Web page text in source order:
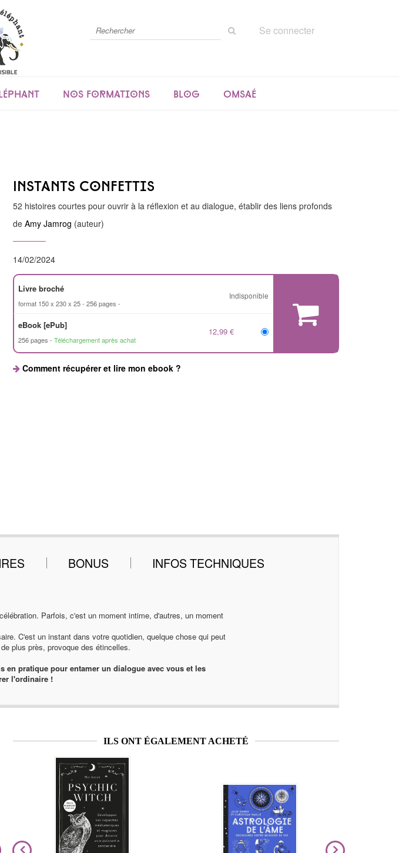
Se connecter
Nos formations Blog Omsaé
Instants Confettis
52 histoires courtes pour ouvrir à la réflexion et au dialogue, établir des liens profonds
de Amy Jamrog (auteur)
14/02/2024
Livre broché
format 150 x 230 x 25 256 pages
Indisponible
eBook [ePub]
256 pages Téléchargement après achat
12,99 €
Comment récupérer et lire mon ebook ?
BONUS INFOS TECHNIQUES
Parfois, c'est un moment intime, d'autres, un moment
C'est un instant dans votre quotidien, quelque chose qui peut
plus près, provoque des étincelles.
en pratique pour entamer un dialogue avec vous et les
l'ordinaire !
Nouveauté Nouveauté
ILS ONT ÉGALEMENT ACHETÉ